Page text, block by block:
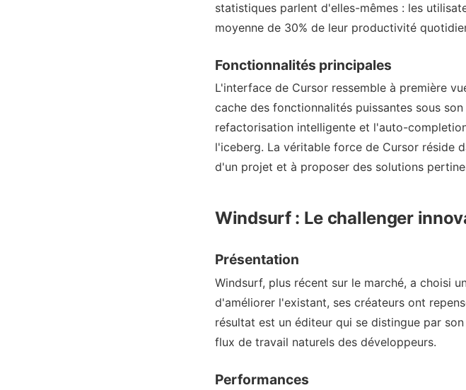
statistiques parlent d'elles-mêmes : les
moyenne de 30% de leur productivité
Fonctionnalités principales
L'interface de Cursor ressemble à première
cache des fonctionnalités puissantes sous
refactorisation intelligente et l'auto-
l'iceberg. La véritable force de Cursor réside
d'un projet et à proposer des solutions
Windsurf : Le challenger
Présentation
Windsurf, plus récent sur le marché, a choisi
d'améliorer l'existant, ses créateurs ont
résultat est un éditeur qui se distingue par
flux de travail naturels des développeurs.
Performances